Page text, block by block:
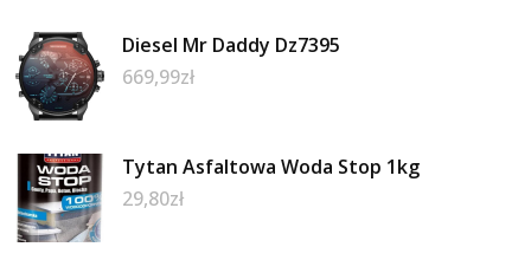
Diesel Mr Daddy Dz7395
669,99zł
Tytan Asfaltowa Woda Stop 1kg
29,80zł